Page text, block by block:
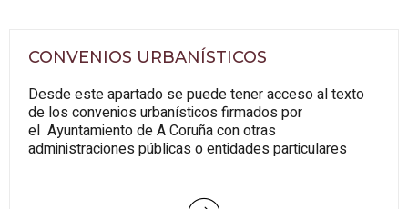
CONVENIOS URBANÍSTICOS
Desde este apartado se puede tener acceso al texto
de los convenios urbanísticos firmados por
el Ayuntamiento de A Coruña con otras
administraciones públicas o entidades particulares